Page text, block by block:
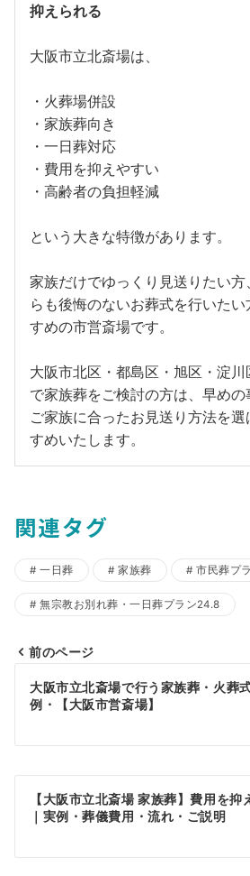
抑えられる
大阪市立北斎場は、
・火葬場併設
・家族葬向き
・一日葬対応
・費用を抑えやすい
・高齢者の負担軽減
という大きな特徴があります。
家族だけでゆっくり見送りたい
らも後悔のないお葬式を行いた
すめの市営斎場です。
大阪市北区・都島区・旭区・淀
で家族葬をご検討の方は、早めの
ご家族に合ったお見送り方法を
すめいたします。
関連タグ
一日葬 家族葬 市民葬プ
無宗教お別れ葬・一日葬プラン24.8
投
稿
ナ
ビ
シ
前のページ
大阪市立北斎場で行う家族葬・火葬
例・【大阪市営斎場】
【大阪市立北斎場 家族葬】費用を抑
｜実例・葬儀費用・流れ・ご説明